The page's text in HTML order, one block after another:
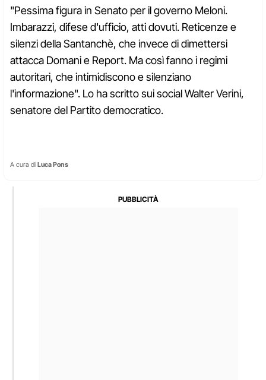
"Pessima figura in Senato per il governo Meloni.
Imbarazzi, difese d'ufficio, atti dovuti. Reticenze e
silenzi della Santanchè, che invece di dimettersi
attacca Domani e Report. Ma così fanno i regimi
autoritari, che intimidiscono e silenziano
l'informazione". Lo ha scritto sui social Walter Verini,
senatore del Partito democratico.
A cura di Luca Pons